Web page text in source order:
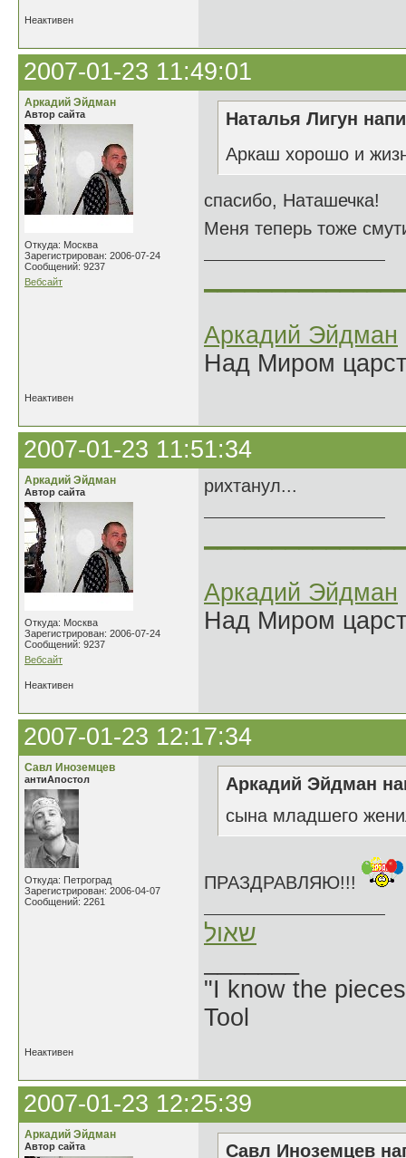
Неактивен
2007-01-23 11:49:01
Аркадий Эйдман
Автор сайта
Откуда: Москва
Зарегистрирован: 2006-07-24
Сообщений: 9237
Вебсайт
Наталья Лигун
Аркаш хорошо и
спасибо, Наташечка!
Меня теперь тоже
Аркадий Эйдман
Над Миром
Неактивен
2007-01-23 11:51:34
Аркадий Эйдман
Автор сайта
Откуда: Москва
Зарегистрирован: 2006-07-24
Сообщений: 9237
Вебсайт
рихтанул...
Аркадий Эйдман
Над Миром
Неактивен
2007-01-23 12:17:34
Савл Иноземцев
антиАпостол
Откуда: Петроград
Зарегистрирован: 2006-04-07
Сообщений: 2261
Аркадий Эйдман
сына младшего
ПРАЗДРАВЛЯЮ!!!
שאול
"I know the
Tool
Неактивен
2007-01-23 12:25:39
Аркадий Эйдман
Автор сайта Савл Иноземцев